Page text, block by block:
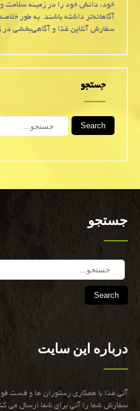
خود، دانش خود را در زمینه سلامت و
آگاهانه‌تر داشته باشند. به طور
سفارش آنلاین غذا و آگاهی‌بخشی در
جستجو
Search
جستجو
درباره این سایت
آنی غذا با همكاری رستوران ها و فست
سفارش شما را آنی برای شما ارسال می